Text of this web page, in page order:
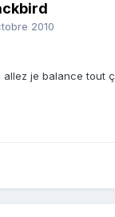
2010
allez je balance tout